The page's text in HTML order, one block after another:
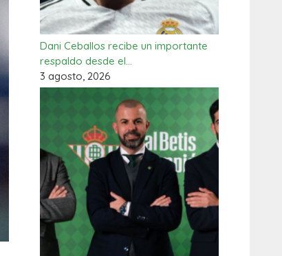
Dani Ceballos recibe un importante
respaldo desde el…
3 agosto, 2026